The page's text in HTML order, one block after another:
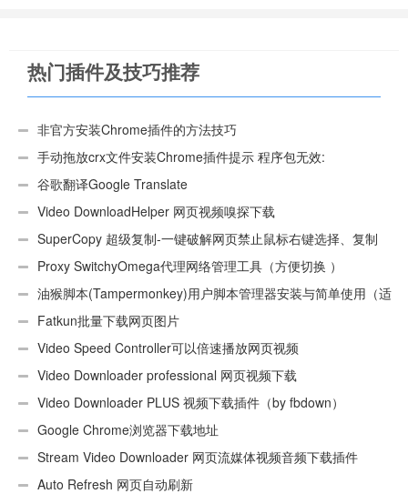
热门插件及技巧推荐
非官方安装Chrome插件的方法技巧
手动拖放crx文件安装Chrome插件提示 程序包无效:
“CEX_HEADER_INVALID”的解决办法
谷歌翻译Google Translate
Video DownloadHelper 网页视频嗅探下载
SuperCopy 超级复制-一键破解网页禁止鼠标右键选择、复制
Proxy SwitchyOmega代理网络管理工具（方便切换 ）
油猴脚本(Tampermonkey)用户脚本管理器安装与简单使用（适
用Android）
Fatkun批量下载网页图片
Video Speed Controller可以倍速播放网页视频
Video Downloader professional 网页视频下载
Video Downloader PLUS 视频下载插件（by fbdown）
Google Chrome浏览器下载地址
Stream Video Downloader 网页流媒体视频音频下载插件
Auto Refresh 网页自动刷新